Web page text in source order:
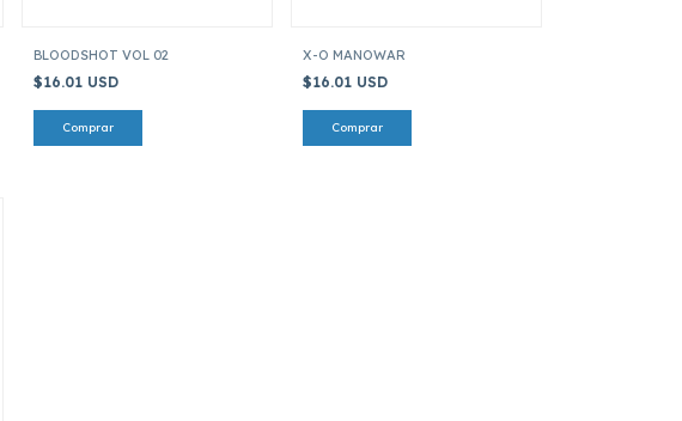
BLOODSHOT VOL 02
$16.01 USD
X-O MANOWAR
$16.01 USD